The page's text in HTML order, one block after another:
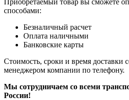
Приобретаемый товар вы сможете
способами:
Безналичный расчет
Оплата наличными
Банковские карты
Стоимость, сроки и время доставки
менеджером компании по телефону.
Мы сотрудничаем со всеми
России!